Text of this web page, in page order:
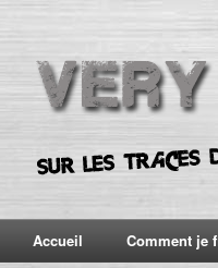
Accueil Comment je